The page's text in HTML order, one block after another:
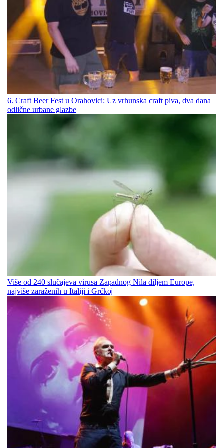
6. Craft Beer Fest u Orahovici: Uz vrhunska craft piva, dva dana
odlične urbane glazbe
Više od 240 slučajeva virusa Zapadnog Nila diljem Europe,
najviše zaraženih u Italiji i Grčkoj